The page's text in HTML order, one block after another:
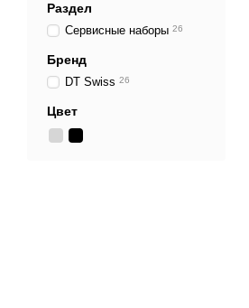
Раздел
Сервисные наборы 26
Бренд
DT Swiss 26
Цвет